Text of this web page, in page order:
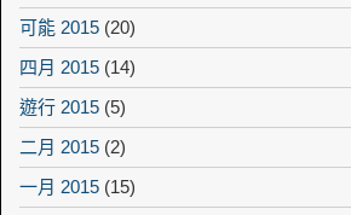
可能 2015 (20)
四月 2015 (14)
遊行 2015 (5)
二月 2015 (2)
一月 2015 (15)